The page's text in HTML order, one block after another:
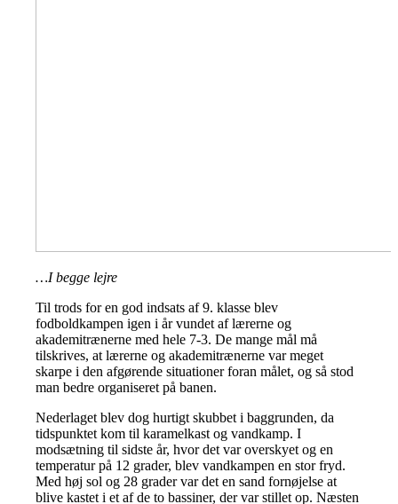
…I begge lejre
Til trods for en god indsats af 9. klasse blev
fodboldkampen igen i år vundet af lærerne og
akademitrænerne med hele 7-3. De mange mål må
tilskrives, at lærerne og akademitrænerne var meget
skarpe i den afgørende situationer foran målet, og så stod
man bedre organiseret på banen.
Nederlaget blev dog hurtigt skubbet i baggrunden, da
tidspunktet kom til karamelkast og vandkamp. I
modsætning til sidste år, hvor det var overskyet og en
temperatur på 12 grader, blev vandkampen en stor fryd.
Med høj sol og 28 grader var det en sand fornøjelse at
blive kastet i et af de to bassiner, der var stillet op. Næsten